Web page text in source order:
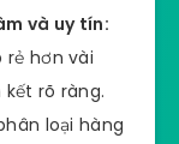
và uy tín:
hơn vài
rõ ràng.
loại hàng